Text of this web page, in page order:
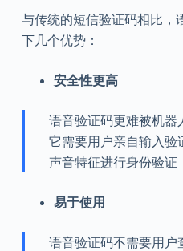
与传统的短信验证码相比，
下几个优势：
安全性更高
语音验证码更难被机器
它需要用户亲自输入验
声音特征进行身份验证
易于使用
语音验证码不需要用户